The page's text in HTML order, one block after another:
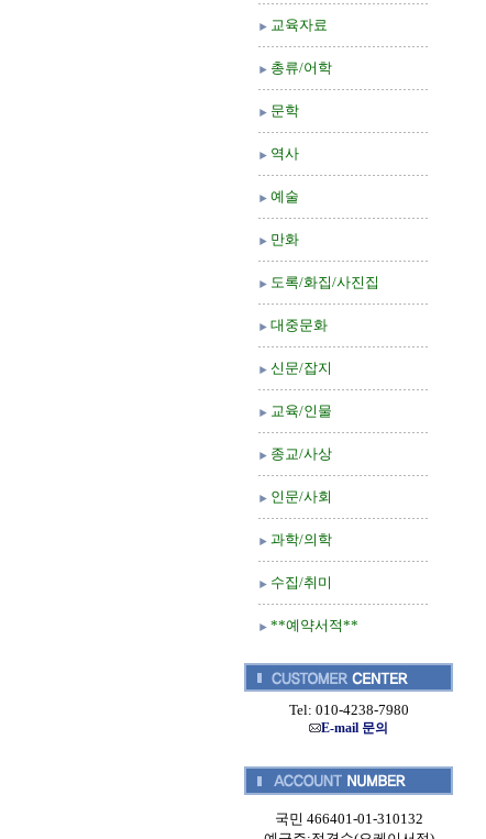
교육자료
총류/어학
문학
역사
예술
만화
도록/화집/사진집
대중문화
신문/잡지
교육/인물
종교/사상
인문/사회
과학/의학
수집/취미
**예약서적**
Tel: 010-4238-7980
E-mail 문의
국민 466401-01-310132